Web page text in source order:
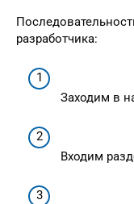
разработчика:
Заходим в
Входим